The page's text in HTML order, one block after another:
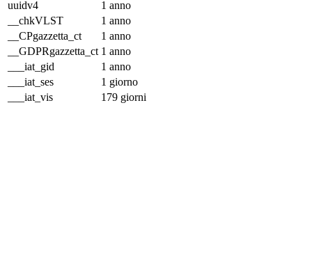
uuidv4
1 anno
__chkVLST
1 anno
__CPgazzetta_ct
1 anno
__GDPRgazzetta_ct 1 anno
___iat_gid
1 anno
___iat_ses
1 giorno
___iat_vis
179 giorni